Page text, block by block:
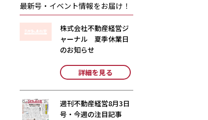
最新号・イベント情報をお届け！
株式会社不動産経営ジ
ャーナル 夏季休業日
のお知らせ
詳細を見る
週刊不動産経営8月3日
号・今週の注目記事